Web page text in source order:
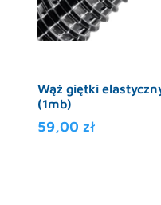
Wąż giętki
(1mb)
59,00zł